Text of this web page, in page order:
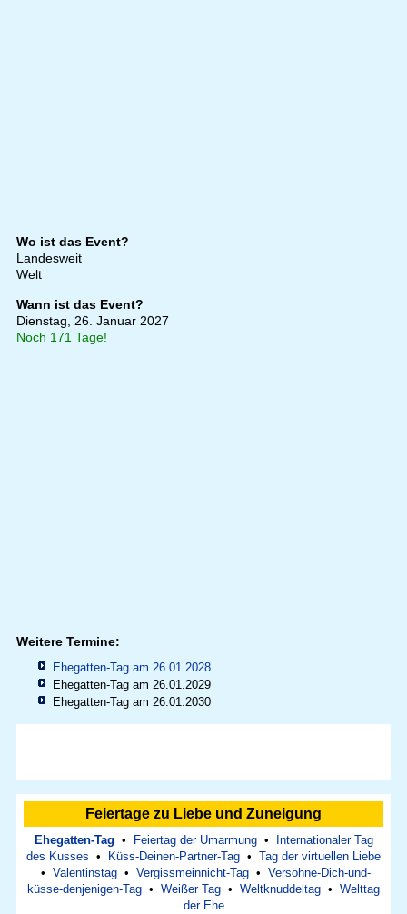
Wo ist das Event?
Landesweit
Welt
Wann ist das Event?
Dienstag, 26. Januar 2027
Noch 171 Tage!
Weitere Termine:
Ehegatten-Tag am 26.01.2028
Ehegatten-Tag am 26.01.2029
Ehegatten-Tag am 26.01.2030
Feiertage zu Liebe und Zuneigung
Ehegatten-Tag • Feiertag der Umarmung•
Internationaler Tag
des Kusses • Küss-Deinen-Partner-Tag • Tag der virtuellen Liebe
• Valentinstag• Vergissmeinnicht-Tag• Versöhne-Dich-und-
küsse-denjenigen-Tag • Weißer Tag • Weltknuddeltag • Welttag
der Ehe